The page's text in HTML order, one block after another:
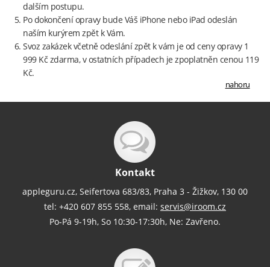
dalším postupu.
Po dokončení opravy bude Váš iPhone nebo iPad odeslán
naším kurýrem zpět k Vám.
Svoz zakázek včetně odeslání zpět k vám je od ceny opravy 1
999 Kč zdarma, v ostatních případech je zpoplatněn cenou 119
Kč.
nahoru
Kontakt
appleguru.cz, Seifertova 683/83, Praha 3 - Žižkov, 130 00
tel: +420 607 855 558, email: servis@iroom.cz
Po-Pá 9-19h, So 10:30-17:30h, Ne: Zavřeno.